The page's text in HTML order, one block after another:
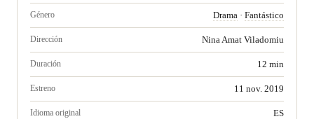
Género Drama · Fantástico
Dirección Nina Amat Viladomiu
Duración 12 min
Estreno 11 nov. 2019
Idioma original ES